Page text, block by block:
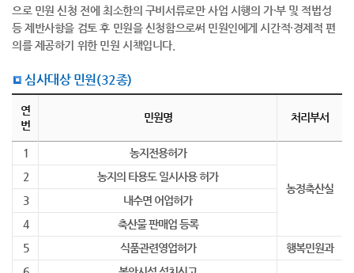
으로 민원 신청 전에 최소한의 구비서류로만 사업 시행의 가·부 및 적법성
등 제반사항을 검토 후 민원을 신청함으로써 민원인에게 시간적·경제적 편
의를 제공하기 위한 민원 시책입니다.
심사대상 민원(32종)
심사대상 민원(32종) - 심사대상 민원(32종)을 연번, 민원명, 처리부서로 나뉘어 설명합니다.
연
번
민원명 처리부서
1 농지전용허가
농정축산실
2
농지의 타용도 일시사용 허가
3
내수면 어업허가
4
축산물 판매업 등록
5
식품관련영업허가
행복민원과